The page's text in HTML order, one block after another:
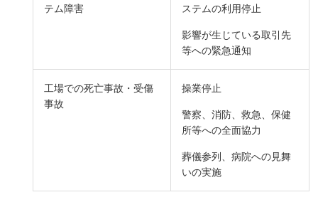
テム障害
ステムの利用停止
影響が生じている取引先
等への緊急通知
工場での死亡事故・受傷
事故
操業停止
警察、消防、救急、保健
所等への全面協力
葬儀参列、病院への見舞
いの実施